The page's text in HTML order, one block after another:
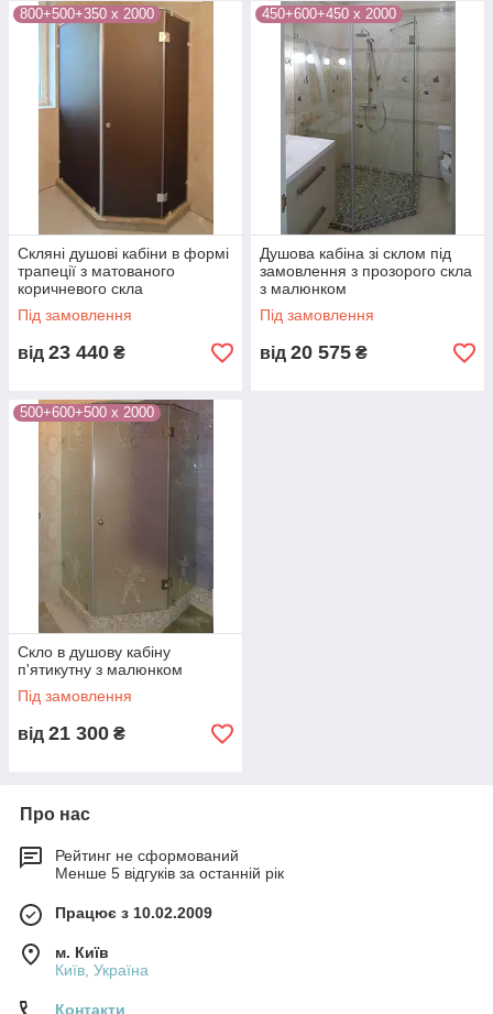
800+500+350 х 2000
Скляні душові кабіни в формі
трапеції з матованого
коричневого скла
Під замовлення
від 23 440 ₴
450+600+450 х 2000
Душова кабіна зі склом під
замовлення з прозорого скла
з малюнком
Під замовлення
від 20 575 ₴
500+600+500 х 2000
Скло в душову кабіну
п'ятикутну з малюнком
Під замовлення
від 21 300 ₴
Про нас
Рейтинг не сформований
Менше 5 відгуків за останній рік
Працює з 10.02.2009
м. Київ
Київ, Україна
Контакти